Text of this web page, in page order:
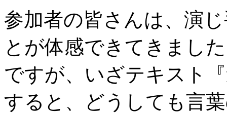
参加者の皆さんは、演
とが体感できてきまし
ですが、いざテキスト
すると、どうしても言